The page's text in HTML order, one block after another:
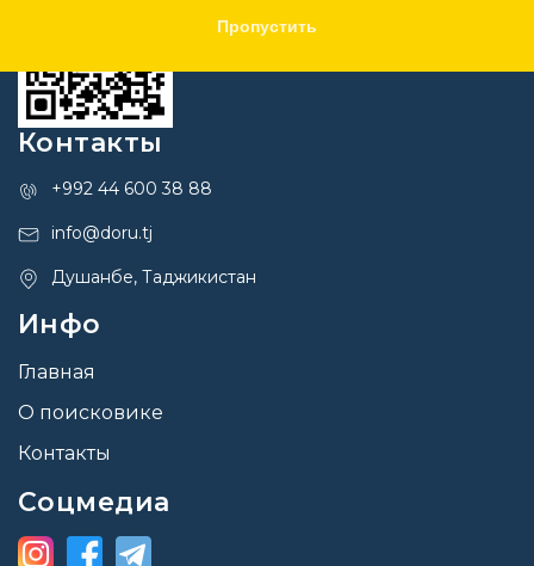
Пропустить
Контакты
+992 44 600 38 88
info@doru.tj
Душанбе, Таджикистан
Инфо
Главная
О поисковике
Контакты
Соцмедиа